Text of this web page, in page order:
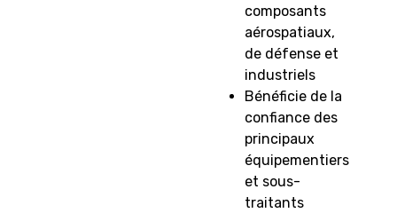
composants
aérospatiaux,
de défense et
industriels
Bénéficie de la
confiance des
principaux
équipementiers
et sous-
traitants